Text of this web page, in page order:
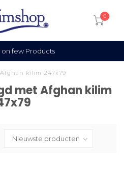
0
on few Products
Afghan kilim 247x79
met Afghan kilim